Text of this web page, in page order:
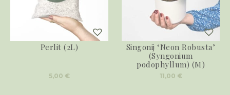
Perlit (2L)
5,00 €
Singonij ‘Neon Robusta’
(Syngonium
podophyllum) (M)
11,00 €